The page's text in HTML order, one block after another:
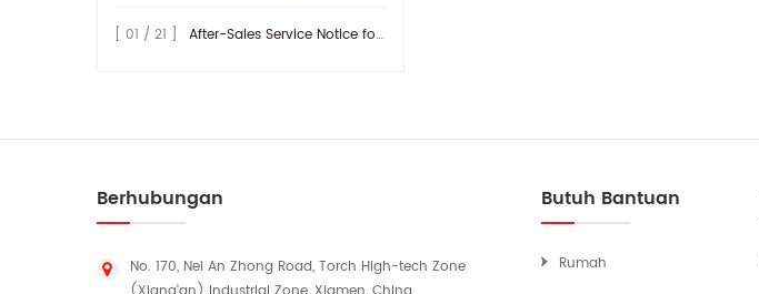
[ 01 / 21 ] After-Sales Service Notice for Turkey Region
Berhubungan
No. 170, Nei An Zhong Road, Torch High-tech Zone
Butuh Bantuan
Rumah